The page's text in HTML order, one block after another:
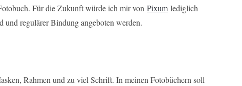
Für die Zukunft würde ich mir von Pixum lediglich
und regulärer Bindung angeboten werden.
Rahmen und zu viel Schrift. In meinen Fotobüchern soll